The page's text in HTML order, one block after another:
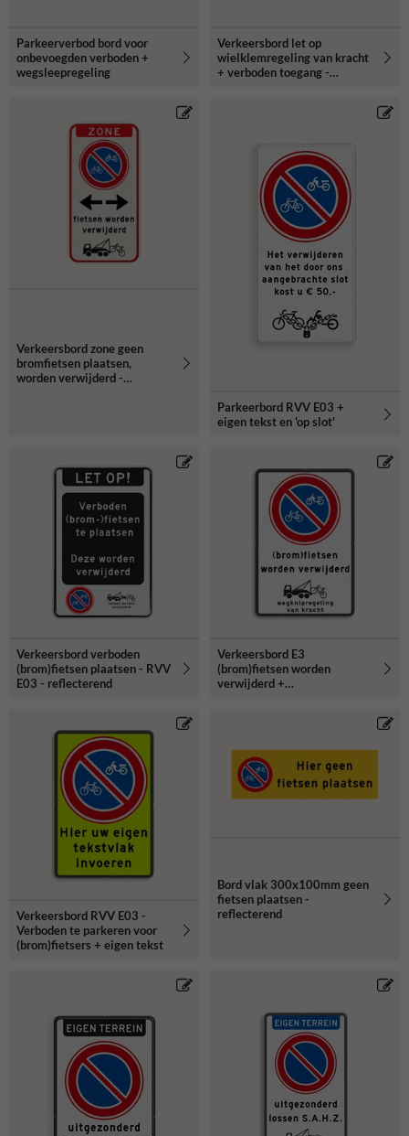
Parkeerverbod bord voor
onbevoegden verboden +
wegsleepregeling
Verkeersbord let op
wielklemregeling van kracht
+ verboden toegang -
Verkeersbord zone geen
bromfietsen plaatsen,
worden verwijderd -
Parkeerbord RVV E03 +
eigen tekst en 'op slot'
Verkeersbord verboden
(brom)fietsen plaatsen - RVV
E03 - reflecterend
Verkeersbord E3
(brom)fietsen worden
verwijderd +
Verkeersbord RVV E03 -
Verboden te parkeren voor
(brom)fietsers + eigen tekst
Bord vlak 300x100mm geen
fietsen plaatsen -
reflecterend